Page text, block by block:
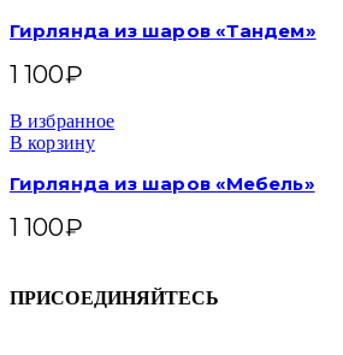
Гирлянда из шаров «Тандем»
1 100₽
В избранное
В корзину
Гирлянда из шаров «Мебель»
1 100₽
ПРИСОЕДИНЯЙТЕСЬ